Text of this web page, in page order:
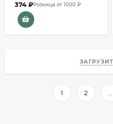
374 ₽Розница от 1000 ₽
1 2